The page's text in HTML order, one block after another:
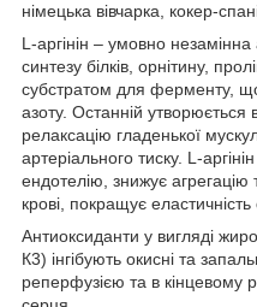
німецька вівчарка, кокер-
L-аргінін – умовно
синтезу білків, орнітину,
субстратом для ферменту, що
азоту. Останній утворюється
релаксацію гладенької
артеріального тиску. L-
ендотелію, знижує агрегацію
крові, покращує еластичність
Антиоксиданти у вигляді
К3) інгібують окисні та
реперфузією та в кінцевому